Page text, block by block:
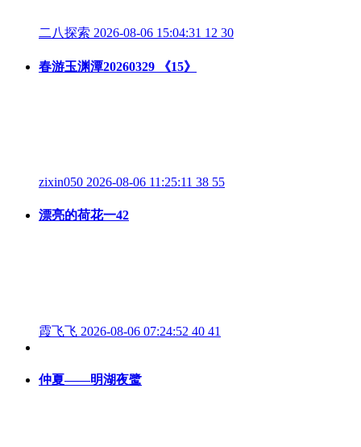
二八探索 2026-08-06 15:04:31 12 30
春游玉渊潭20260329 《15》
zixin050 2026-08-06 11:25:11 38 55
漂亮的荷花一42
霞飞飞 2026-08-06 07:24:52 40 41
仲夏——明湖夜鹭